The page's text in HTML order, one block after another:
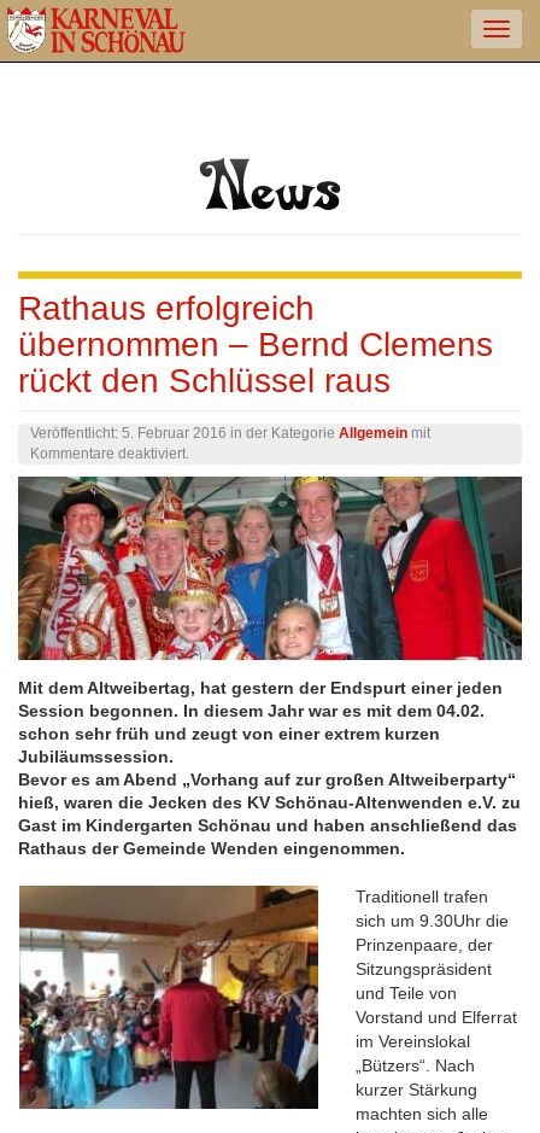
Rathaus erfolgreich
übernommen – Bernd Clemens
rückt den Schlüssel raus
Veröffentlicht: 5. Februar 2016 in der Kategorie Allgemein mit
Kommentare deaktiviertfür
Rathaus
erfolgreich
übernommen
–
Bernd
Clemens
rückt
den
Schlüssel
raus
.
Mit dem Altweibertag, hat gestern der Endspurt einer jeden
Session begonnen. In diesem Jahr war es mit dem 04.02.
schon sehr früh und zeugt von einer extrem kurzen
Jubiläumssession.
Bevor es am Abend „Vorhang auf zur großen Altweiberparty“
hieß, waren die Jecken des KV Schönau-Altenwenden e.V. zu
Gast im Kindergarten Schönau und haben anschließend das
Rathaus der Gemeinde Wenden eingenommen.
Traditionell trafen
sich um 9.30Uhr die
Prinzenpaare, der
Sitzungspräsident
und Teile von
Vorstand und Elferrat
im Vereinslokal
„Bützers“. Nach
kurzer Stärkung
machten sich alle